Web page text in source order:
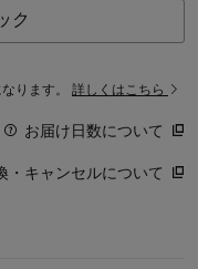
ク
なります。 詳しくはこちら
お届け日数について
・キャンセルについて